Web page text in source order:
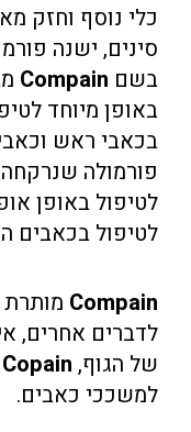
כלי נוסף וחזק
סינים, ישנה
בשם Compain
באופן מיוחד
בכאבי ראש
פורמולה
לטיפול באופן
לטיפול בכאבים
Compain מותרת
לדברים אחרים,
של הגוף, Copain
למשככי כאבים.